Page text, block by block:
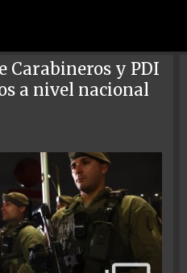
Carabineros y PDI
a nivel nacional